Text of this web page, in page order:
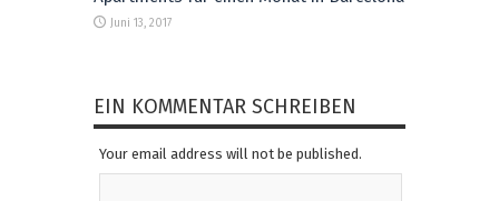
Juni 13, 2017
EIN KOMMENTAR SCHREIBEN
Your email address will not be published.